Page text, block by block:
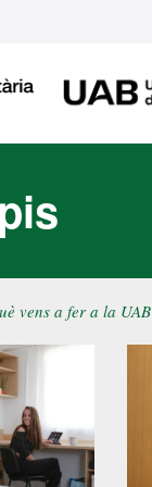
vens a fer a la UAB